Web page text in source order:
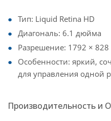
Тип: Liquid Retina HD
Диагональ: 6.1 дюйма
Разрешение: 1792 × 828
Особенности: яркий,
для управления одной
Производительность и